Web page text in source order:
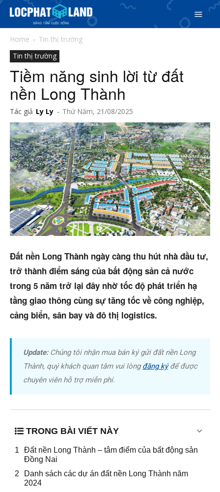
Search
Search
5/5 (3 Reviews)
Phiên bản cập nhật V3
Trang chủ
Dự án
Mua bán
Thị trường
Search
5/5(3 Reviews)
Home
Tin thị trường
Tin thị trường
Tiềm năng sinh lời từ đất
nền Long Thành
Tác giả Ly Ly - Thứ Năm, 21/08/2025
Đất nền Long Thành ngày càng thu hút nhà đầu tư,
trở thành điểm sáng của bất động sản cả nước
trong 5 năm trở lại đây nhờ tốc độ phát triển hạ
tầng giao thông cùng sự tăng tốc về công nghiệp,
cảng biển, sân bay và đô thị logistics.
Update:Chúng tôi nhận mua bán ký gửi đất nền Long
Thành, quý khách quan tâm vui lòngđăng kýđể được
chuyên viên hỗ trợ miễn phí.
TRONG BÀI VIẾT NÀY
Đất nền Long Thành – tâm điểm của bất động sản
Đồng Nai
Danh sách các dự án đất nền Long Thành năm
2024